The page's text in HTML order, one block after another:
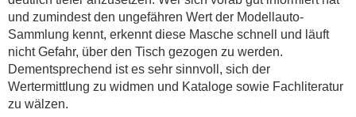
und zumindest den ungefähren Wert der Modellauto-
Sammlung kennt, erkennt diese Masche schnell und läuft
nicht Gefahr, über den Tisch gezogen zu werden.
Dementsprechend ist es sehr sinnvoll, sich der
Wertermittlung zu widmen und Kataloge sowie Fachliteratur
zu wälzen.